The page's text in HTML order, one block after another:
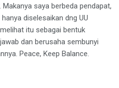
saya berbeda pendapat,
diselesaikan dng UU
itu sebagai bentuk
dan berusaha sembunyi
Peace, Keep Balance.